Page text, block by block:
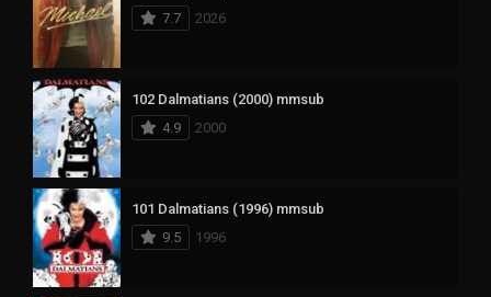
7.7
2026
102 Dalmatians (2000) mmsub
4.9
2000
101 Dalmatians (1996) mmsub
9.5
1996